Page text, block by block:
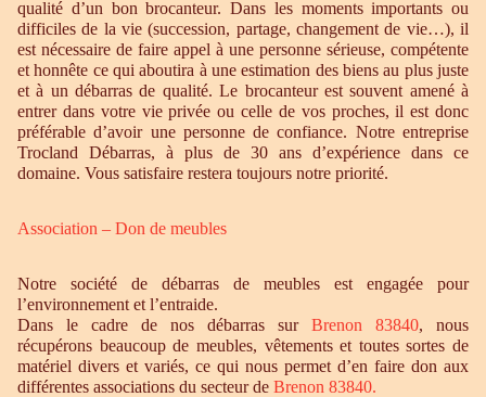
qualité d’un bon brocanteur. Dans les moments importants ou
difficiles de la vie (succession, partage, changement de vie…), il
est nécessaire de faire appel à une personne sérieuse, compétente
et honnête ce qui aboutira à une estimation des biens au plus juste
et à un débarras de qualité. Le brocanteur est souvent amené à
entrer dans votre vie privée ou celle de vos proches, il est donc
préférable d’avoir une personne de confiance. Notre entreprise
Trocland Débarras, à plus de 30 ans d’expérience dans ce
domaine. Vous satisfaire restera toujours notre priorité.
Association – Don de meubles
Notre société de débarras de meubles est engagée pour
l’environnement et l’entraide.
Dans le cadre de nos débarras sur Brenon 83840, nous
récupérons beaucoup de meubles, vêtements et toutes sortes de
matériel divers et variés, ce qui nous permet d’en faire don aux
différentes associations du secteur de Brenon 83840.